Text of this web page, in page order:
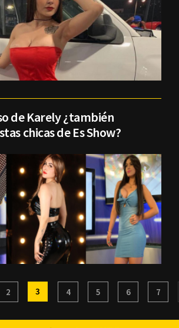
de Karely ¿también
chicas de Es Show?
2 3 4 5 6 7